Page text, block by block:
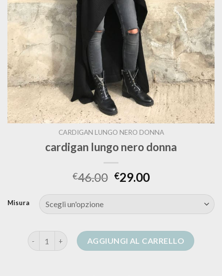
CARDIGAN LUNGO NERO DONNA
cardigan lungo nero donna
€46.00 €29.00
Misura
cardigan lungo nero donna quantità
AGGIUNGI AL CARRELLO